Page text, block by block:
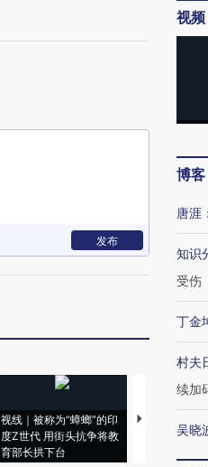
发布
视线｜被称为“蟑螂”的印
度Z世代 用街头抗争将教
育部长拱下台
视线｜“入侵”
机”？难民潮
视频
博客
唐涯 ：
知识
受伤
丁金
村夫
续加
吴晓